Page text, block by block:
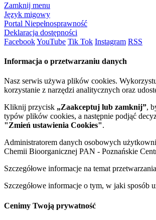
Zamknij menu
Język migowy
Portal Niepełnosprawność
Deklaracja dostępności
FacebookYouTube Tik Tok Instagram RSS
Informacja o przetwarzaniu danych
Nasz serwis używa plików cookies.
korzystanie z narzędzi analitycznych oraz
Kliknij przycisk „Zaakceptuj lub zamknij”,
typów plików cookies, a następnie podjąć
"Zmień ustawienia Cookies".
Administratorem danych osobowych
Chemii Bioorganicznej PAN - Poznańskie
Szczegółowe informacje na temat
Szczegółowe informacje o tym, w jaki sposób
Cenimy Twoją prywatność